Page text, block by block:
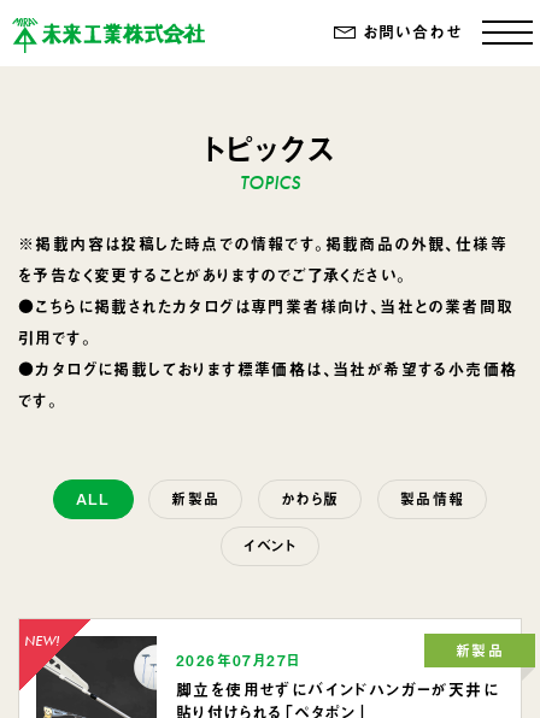
お問い合わせ
トピックス
※掲載内容は投稿した時点での情報です。掲載商品の外観、仕様等
を予告なく変更することがありますのでご了承ください。
●こちらに掲載されたカタログは専門業者様向け、当社との業者間取
引用です。
●カタログに掲載しております標準価格は、当社が希望する小売価格
です。
ALL 新製品 かわら版 製品情報
イベント
2026年07月27日
脚立を使用せずにバインドハンガーが天井に
貼り付けられる「ペタポン」
新製品